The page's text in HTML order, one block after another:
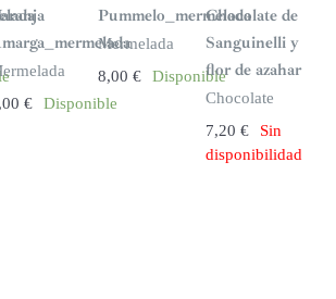
€ Disponible
Pummelo_mermelada
Mermelada
8,00 € Disponible
n
s
t
o
c
k
Chocolate de
Sanguinelli y
flor de azahar
Chocolate
7,20€
Sin
disponibilidad